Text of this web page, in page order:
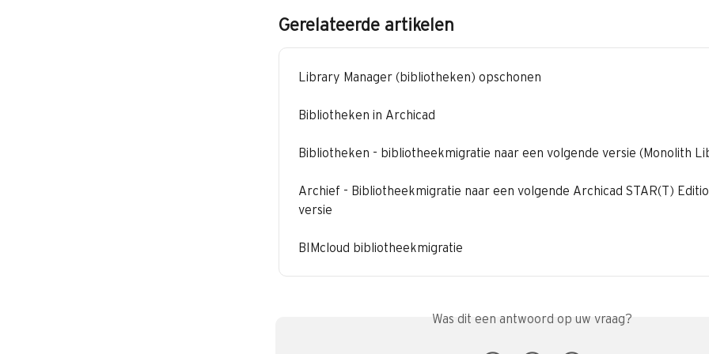
Gerelateerde artikelen
Library Manager (bibliotheken) opschonen
Bibliotheken in Archicad
Bibliotheken - bibliotheekmigratie naar een volgende versie (Monolith
Archief - Bibliotheekmigratie naar een volgende Archicad STAR(T)
versie
BIMcloud bibliotheekmigratie
Was dit een antwoord op uw vraag?